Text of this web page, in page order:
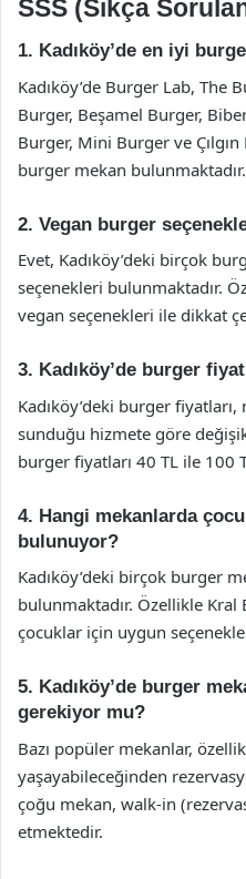
SSS (Sıkça
1. Kadıköy’de en iyi
Kadıköy’de Burger Lab, The
Burger, Beşamel Burger,
Burger, Mini Burger ve
burger mekan bulunmaktadır.
2. Vegan burger
Evet, Kadıköy’deki birçok
seçenekleri bulunmaktadır.
vegan seçenekleri ile dikkat
3. Kadıköy’de burger
Kadıköy’deki burger
sunduğu hizmete göre
burger fiyatları 40 TL ile 100
4. Hangi mekanlarda
bulunuyor?
Kadıköy’deki birçok burger
bulunmaktadır. Özellikle
çocuklar için uygun
5. Kadıköy’de burger
gerekiyor mu?
Bazı popüler mekanlar,
yaşayabileceğinden
çoğu mekan, walk-in
etmektedir.